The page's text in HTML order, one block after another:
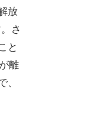
放
さ
と
離